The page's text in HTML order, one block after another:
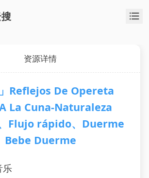
资源详情
」Reflejos De Opereta
La Cuna-Naturaleza
Flujo rápido、Duerme
Bebe Duerme
乐